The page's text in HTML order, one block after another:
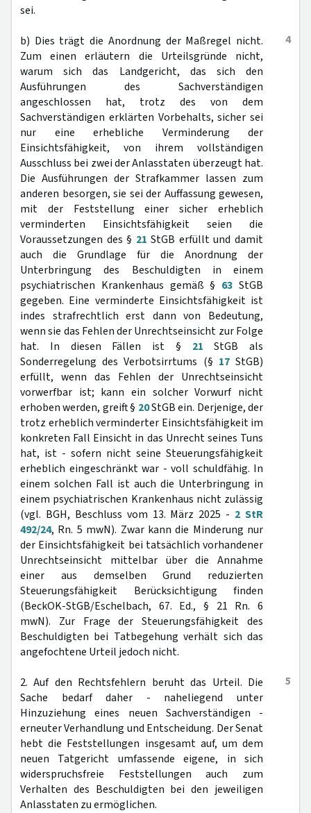
sei.
4
b) Dies trägt die Anordnung der Maßregel nicht.
Zum einen erläutern die Urteilsgründe nicht,
warum sich das Landgericht, das sich den
Ausführungen des Sachverständigen
angeschlossen hat, trotz des von dem
Sachverständigen erklärten Vorbehalts, sicher sei
nur eine erhebliche Verminderung der
Einsichtsfähigkeit, von ihrem vollständigen
Ausschluss bei zwei der Anlasstaten überzeugt hat.
Die Ausführungen der Strafkammer lassen zum
anderen besorgen, sie sei der Auffassung gewesen,
mit der Feststellung einer sicher erheblich
verminderten Einsichtsfähigkeit seien die
Voraussetzungen des § 21 StGB erfüllt und damit
auch die Grundlage für die Anordnung der
Unterbringung des Beschuldigten in einem
psychiatrischen Krankenhaus gemäß § 63 StGB
gegeben. Eine verminderte Einsichtsfähigkeit ist
indes strafrechtlich erst dann von Bedeutung,
wenn sie das Fehlen der Unrechtseinsicht zur Folge
hat. In diesen Fällen ist § 21 StGB als
Sonderregelung des Verbotsirrtums (§ 17StGB)
erfüllt, wenn das Fehlen der Unrechtseinsicht
vorwerfbar ist; kann ein solcher Vorwurf nicht
erhoben werden, greift § 20StGB ein. Derjenige, der
trotz erheblich verminderter Einsichtsfähigkeit im
konkreten Fall Einsicht in das Unrecht seines Tuns
hat, ist - sofern nicht seine Steuerungsfähigkeit
erheblich eingeschränkt war - voll schuldfähig. In
einem solchen Fall ist auch die Unterbringung in
einem psychiatrischen Krankenhaus nicht zulässig
(vgl. BGH, Beschluss vom 13. März 2025 - 2 StR
492/24, Rn. 5 mwN). Zwar kann die Minderung nur
der Einsichtsfähigkeit bei tatsächlich vorhandener
Unrechtseinsicht mittelbar über die Annahme
einer aus demselben Grund reduzierten
Steuerungsfähigkeit Berücksichtigung finden
(BeckOK-StGB/Eschelbach, 67. Ed., § 21 Rn. 6
mwN). Zur Frage der Steuerungsfähigkeit des
Beschuldigten bei Tatbegehung verhält sich das
angefochtene Urteil jedoch nicht.
5
2. Auf den Rechtsfehlern beruht das Urteil. Die
Sache bedarf daher - naheliegend unter
Hinzuziehung eines neuen Sachverständigen -
erneuter Verhandlung und Entscheidung. Der Senat
hebt die Feststellungen insgesamt auf, um dem
neuen Tatgericht umfassende eigene, in sich
widerspruchsfreie Feststellungen auch zum
Verhalten des Beschuldigten bei den jeweiligen
Anlasstaten zu ermöglichen.